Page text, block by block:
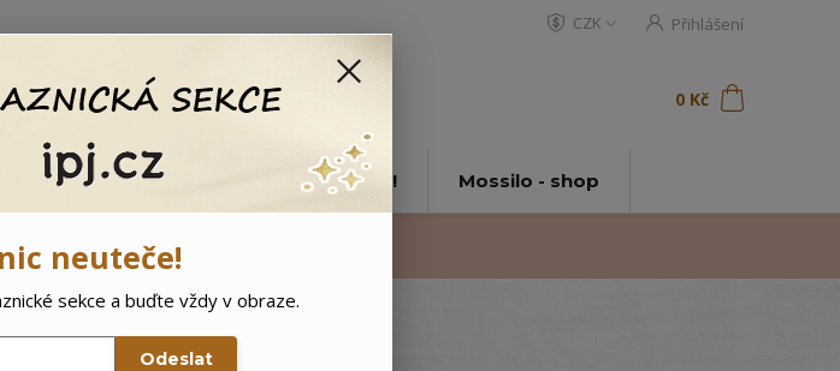
CZK Přihlášení
Hledat 0 Kč
🌲 Vítejte ve světě Mossilo! Mossilo - shop
neuteče!
sekce a buďte vždy v obraze.
Odeslat